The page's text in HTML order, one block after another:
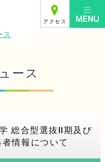
アクセス
ス
ース
総合型選抜Ⅱ期及び
情報について